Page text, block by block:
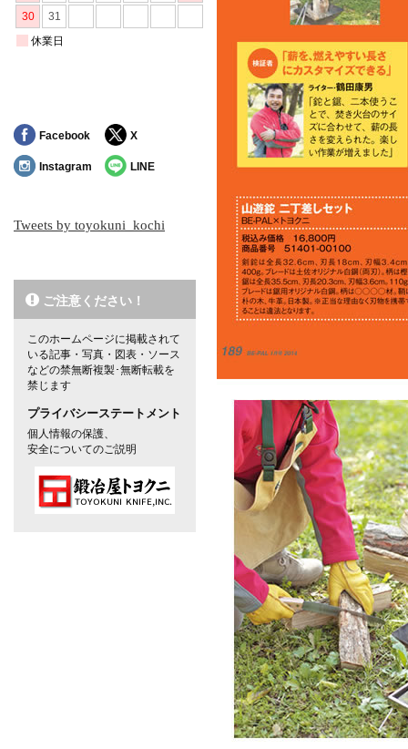
Facebook X
Instagram LINE
Tweets by toyokuni_kochi
ご注意ください！
このホームページに掲載されて
いる記事・写真・図表・ソース
などの禁無断複製･無断転載を
禁じます
プライバシーステートメント
個人情報の保護、
安全についてのご説明